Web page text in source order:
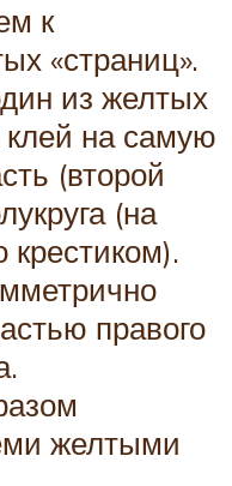
к
«страниц».
из желтых
клей на самую
(второй
(на
крестиком).
правого
желтыми